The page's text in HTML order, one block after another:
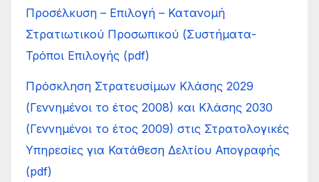
Προσέλκυση – Επιλογή – Κατανοµή
Στρατιωτικού Προσωπικού (Συστήµατα-
Τρόποι Επιλογής (pdf)
Πρόσκληση Στρατευσίμων Κλάσης 2029
(Γεννημένοι το έτος 2008) και Κλάσης 2030
(Γεννημένοι το έτος 2009) στις Στρατολογικές
Υπηρεσίες για Κατάθεση Δελτίου Απογραφής
(pdf)